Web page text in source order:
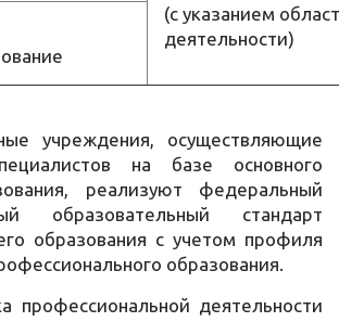
(с указанием
деятельности)
учреждения, осуществляющие
на базе основного
реализуют федеральный
образовательный стандарт
образования с учетом профиля
образования.
профессиональной деятельности